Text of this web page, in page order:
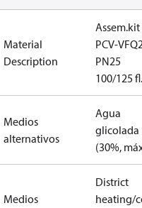
Material
Description
Assem.kit
PCV-
PN25
100/125 fl.
Medios
alternativos
Agua
glicolada
(30%,
Medios
District
heating/